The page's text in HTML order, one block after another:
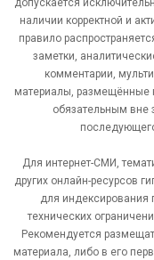
допускается
наличии корректной и
правило
заметки,
комментарии,
материалы, размещённые
обязательным вне
Для интернет-СМИ,
других онлайн-ресурсов
для
технических
Рекомендуется
материала, либо в его